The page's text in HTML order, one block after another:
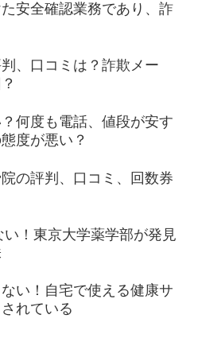
安全確認業務であり、詐
、口コミは？詐欺メー
何度も電話、値段が安す
度が悪い？
の評判、口コミ、回数券
！東京大学薬学部が発見
い！自宅で使える健康サ
れている